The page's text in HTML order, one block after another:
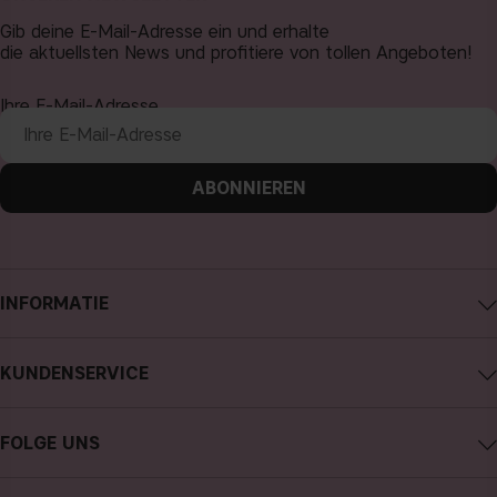
INFORMATIE
Über CAIA Cosmetics
KUNDENSERVICE
Kauf widerrufen
FOLGE UNS
Gib deine E-Mail-Adresse ein und erhalte
die aktuellsten News und profitiere von tollen Angeboten!
Ihre E-Mail-Adresse
ABONNIEREN